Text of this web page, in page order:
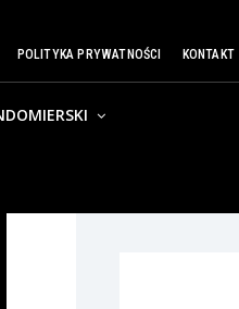
POLITYKA PRYWATNOŚCI KONTAKT